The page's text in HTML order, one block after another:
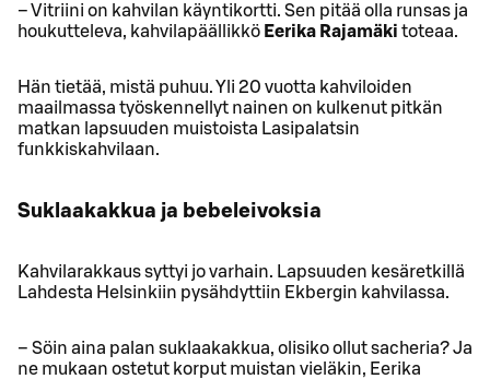
– Vitriini on kahvilan käyntikortti. Sen pitää olla runsas ja
houkutteleva, kahvilapäällikkö Eerika Rajamäki toteaa.
Hän tietää, mistä puhuu. Yli 20 vuotta kahviloiden
maailmassa työskennellyt nainen on kulkenut pitkän
matkan lapsuuden muistoista Lasipalatsin
funkkiskahvilaan.
Suklaakakkua ja bebeleivoksia
Kahvilarakkaus syttyi jo varhain. Lapsuuden kesäretkillä
Lahdesta Helsinkiin pysähdyttiin Ekbergin kahvilassa.
– Söin aina palan suklaakakkua, olisiko ollut sacheria? Ja
ne mukaan ostetut korput muistan vieläkin, Eerika